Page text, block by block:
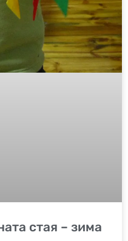
стая – зима